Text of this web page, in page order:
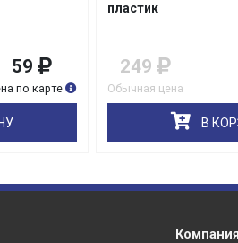
59
по карте
пластик
249
Обычная цена
В
Компания